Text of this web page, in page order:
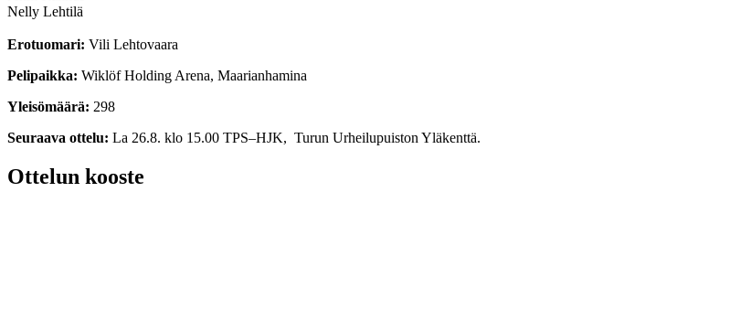
Nelly Lehtilä
Erotuomari: Vili Lehtovaara
Pelipaikka: Wiklöf Holding Arena, Maarianhamina
Yleisömäärä: 298
Seuraava ottelu: La 26.8. klo 15.00 TPS–HJK, Turun Urheilupuiston Yläkenttä.
Ottelun kooste